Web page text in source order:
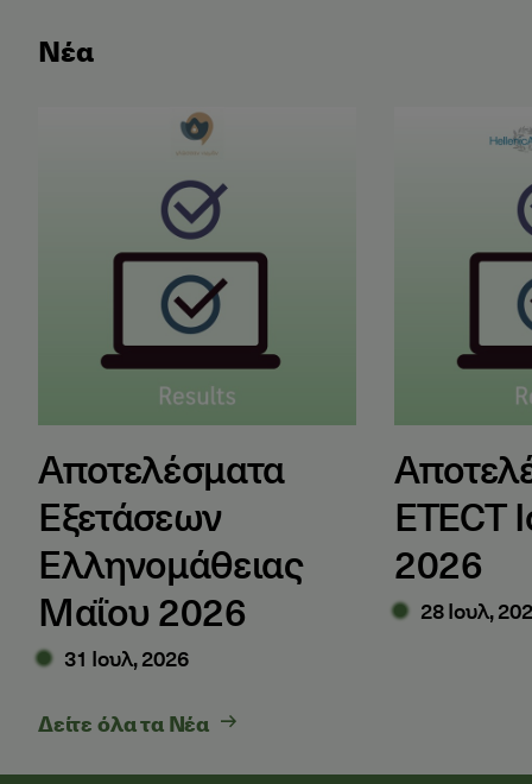
Νέα
Αποτελέσματα Εξετάσεων Ελληνομάθειας Μαΐου
Αποτελέσματα
Εξετάσεων
Ελληνομάθειας
Μαΐου 2026
31 Ιουλ, 2026
ETECT
2026
28 Ιουλ,
Δείτε όλα τα Νέα